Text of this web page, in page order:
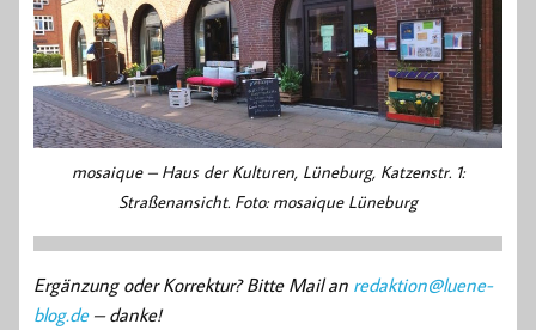
mosaique – Haus der Kulturen, Lüneburg, Katzenstr. 1:
Straßenansicht. Foto: mosaique Lüneburg
Ergänzung oder Korrektur? Bitte Mail an redaktion@luene-
blog.de– danke!